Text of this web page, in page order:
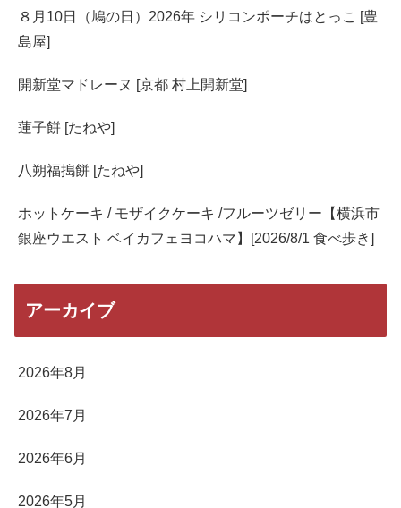
８月10日（鳩の日）2026年 シリコンポーチはとっこ [豊
島屋]
開新堂マドレーヌ [京都 村上開新堂]
蓮子餅 [たねや]
八朔福搗餅 [たねや]
ホットケーキ / モザイクケーキ /フルーツゼリー【横浜市
銀座ウエスト ベイカフェヨコハマ】[2026/8/1 食べ歩き]
アーカイブ
2026年8月
2026年7月
2026年6月
2026年5月